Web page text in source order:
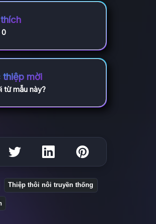
0
mời
từ mẫu này?
Thiệp thôi nôi truyền thống